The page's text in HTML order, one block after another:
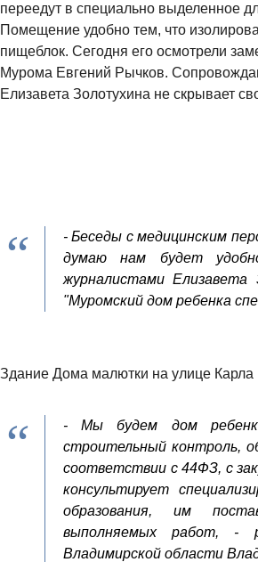
переедут в специально выделенное
Помещение удобно тем, что
пищеблок. Сегодня его осмотрели
Мурома Евгений Рычков.
Елизавета Золотухина не скрывает
- Беседы с медицинским
думаю нам будет
журналистами
"Муромский дом ребенка
Здание Дома малютки на улице
- Мы будем дом
строительный контроль,
соответствии с 44ФЗ, с
консультирует
образования, им
выполняемых работ, -
Владимирской области